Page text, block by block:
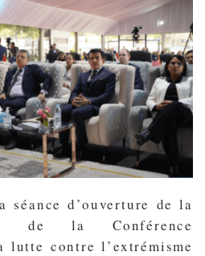
séance d’ouverture de la
de la Conférence
contre l’extrémisme